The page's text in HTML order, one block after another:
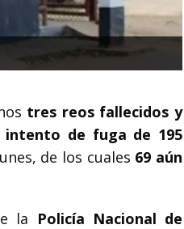
tres reos fallecidos y
intento de fuga de 195
de los cuales 69 aún
la Policía Nacional de